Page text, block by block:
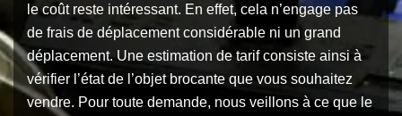
le coût reste intéressant. En effet, cela n’engage pas
de frais de déplacement considérable ni un grand
déplacement. Une estimation de tarif consiste ainsi à
vérifier l’état de l’objet brocante que vous souhaitez
vendre. Pour toute demande, nous veillons à ce que le